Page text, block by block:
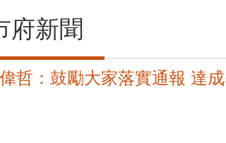
府新聞
哲：鼓勵大家落實通報 達